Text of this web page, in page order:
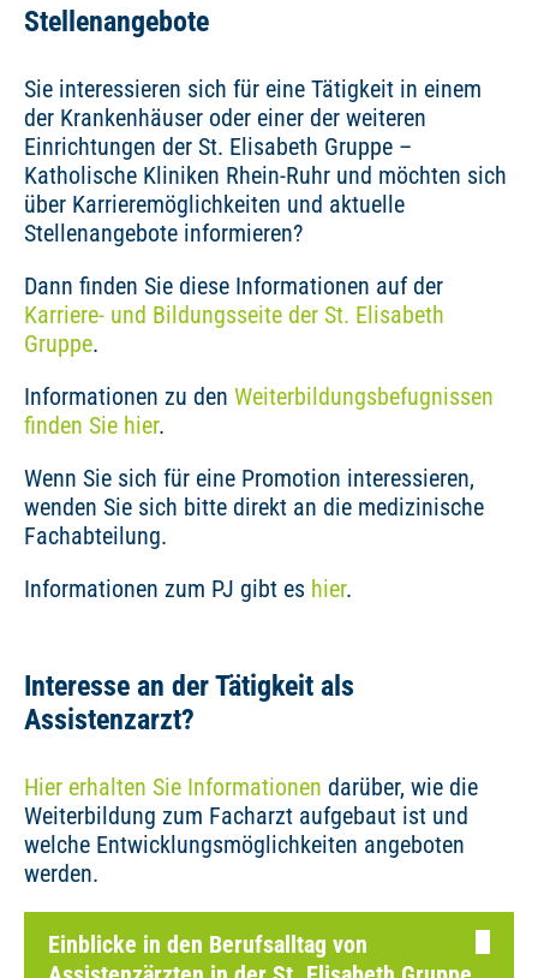
Stellenangebote
Sie interessieren sich für eine Tätigkeit in einem
der Krankenhäuser oder einer der weiteren
Einrichtungen der St. Elisabeth Gruppe –
Katholische Kliniken Rhein-Ruhr und möchten sich
über Karrieremöglichkeiten und aktuelle
Stellenangebote informieren?
Dann finden Sie diese Informationen auf der
Karriere- und Bildungsseite der St. Elisabeth
Gruppe.
Informationen zu den Weiterbildungsbefugnissen
finden Sie hier.
Wenn Sie sich für eine Promotion interessieren,
wenden Sie sich bitte direkt an die medizinische
Fachabteilung.
Informationen zum PJ gibt es hier.
Interesse an der Tätigkeit als
Assistenzarzt?
Hier erhalten Sie Informationen darüber, wie die
Weiterbildung zum Facharzt aufgebaut ist und
welche Entwicklungsmöglichkeiten angeboten
werden.
Einblicke in den Berufsalltag von